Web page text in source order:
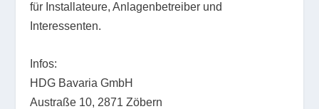
für Installateure, Anlagenbetreiber und
Interessenten.
Infos:
HDG Bavaria GmbH
Austraße 10, 2871 Zöbern